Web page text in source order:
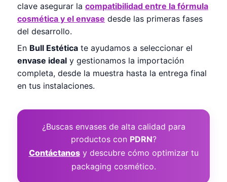
clave asegurar la compatibilidad entre la fórmula
cosmética y el envase desde las primeras fases
del desarrollo.
En Bull Estética te ayudamos a seleccionar el
envase ideal y gestionamos la importación
completa, desde la muestra hasta la entrega final
en tus instalaciones.
¿Buscas envases de alta calidad para
productos con PDRN?
Contáctanosy descubre cómo optimizar tu
packaging cosmético.